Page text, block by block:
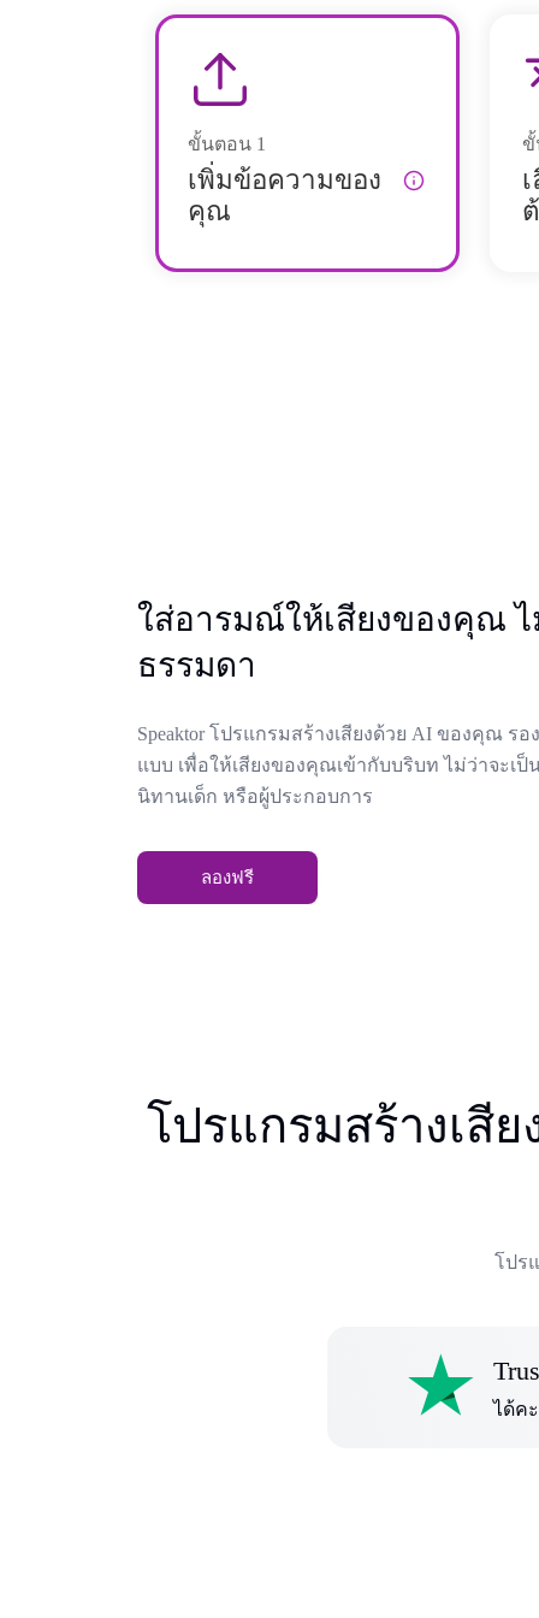
ขั้นตอน 1
เพิ่มข้อความของ
คุณ
ขั้
ใส่อารมณ์ให้เสียงของคุณ ไ
ธรรมดา
Speaktor โปรแกรมสร้างเสียงด้วย AI ของคุณ ร
แบบ เพื่อให้เสียงของคุณเข้ากับบริบท ไม่ว่าจะเ
นิทานเด็ก หรือผู้ประกอบการ
ลองฟรี
โปรแกรมสร้างเสี
โปร
ได้ค